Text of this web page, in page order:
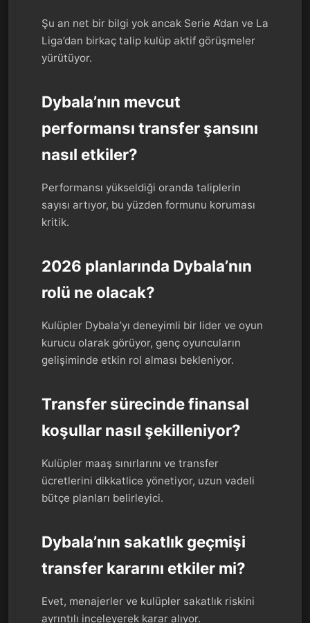
Şu an net bir bilgi yok ancak Serie A’dan ve La
Liga’dan birkaç talip kulüp aktif görüşmeler
yürütüyor.
Dybala’nın mevcut
performansı transfer şansını
nasıl etkiler?
Performansı yükseldiği oranda taliplerin
sayısı artıyor, bu yüzden formunu koruması
kritik.
2026 planlarında Dybala’nın
rolü ne olacak?
Kulüpler Dybala’yı deneyimli bir lider ve oyun
kurucu olarak görüyor, genç oyuncuların
gelişiminde etkin rol alması bekleniyor.
Transfer sürecinde finansal
koşullar nasıl şekilleniyor?
Kulüpler maaş sınırlarını ve transfer
ücretlerini dikkatlice yönetiyor, uzun vadeli
bütçe planları belirleyici.
Dybala’nın sakatlık geçmişi
transfer kararını etkiler mi?
Evet, menajerler ve kulüpler sakatlık riskini
ayrıntılı inceleyerek karar alıyor.